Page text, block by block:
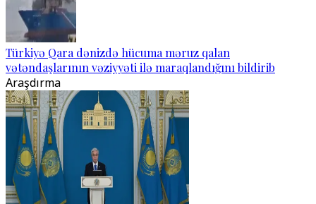
Türkiyə Qara dənizdə hücuma məruz qalan
vətəndaşlarının vəziyyəti ilə maraqlandığını bildirib
Araşdırma